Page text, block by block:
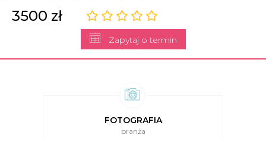
3500 zł
Zapytaj o termin
FOTOGRAFIA
branża